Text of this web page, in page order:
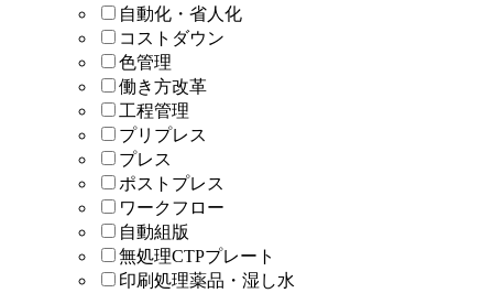
自動化・省人化
コストダウン
色管理
働き方改革
工程管理
プリプレス
プレス
ポストプレス
ワークフロー
自動組版
無処理CTPプレート
印刷処理薬品・湿し水